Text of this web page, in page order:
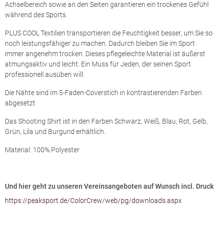
Achselbereich sowie an den Seiten garantieren ein trockenes Gefühl
während des Sports.
PLUS COOL Textilien transportieren die Feuchtigkeit besser, um Sie so
noch leistungsfähiger zu machen. Dadurch bleiben Sie im Sport
immer angenehm trocken. Dieses pflegeleichte Material ist äußerst
atmungsaktiv und leicht. Ein Muss für Jeden, der seinen Sport
professionell ausüben will.
Die Nähte sind im 5-Faden-Coverstich in kontrastierenden Farben
abgesetzt
Das Shooting Shirt ist in den Farben Schwarz, Weiß, Blau, Rot, Gelb,
Grün, Lila und Burgund erhältlich.
Material: 100% Polyester
Und hier geht zu unseren Vereinsangeboten auf Wunsch incl. Druck
https://peaksport.de/ColorCrew/web/pg/downloads.aspx